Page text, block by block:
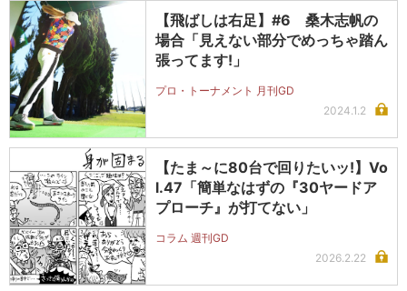
【飛ばしは右足】#6 桑木志帆の
場合「見えない部分でめっちゃ踏ん
張ってます!」
プロ・トーナメント 月刊GD
2024.1.2
【たま～に80台で回りたいッ!】Vo
l.47「簡単なはずの『30ヤードア
プローチ』が打てない」
コラム 週刊GD
2026.2.22